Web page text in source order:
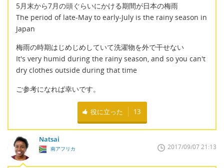
5月末から7月の頭ぐらいにかける期間が日本の梅雨
The period of late-May to early-July is the rainy season in
Japan
梅雨の時期はじめじめしていて洗濯物を外で干せない
It's very humid during the rainy season, and so you can't
dry clothes outside during that time
ご参考になれば幸いです。
役に立った 13
Natsai
南アフリカ 2017/09/07 21:13